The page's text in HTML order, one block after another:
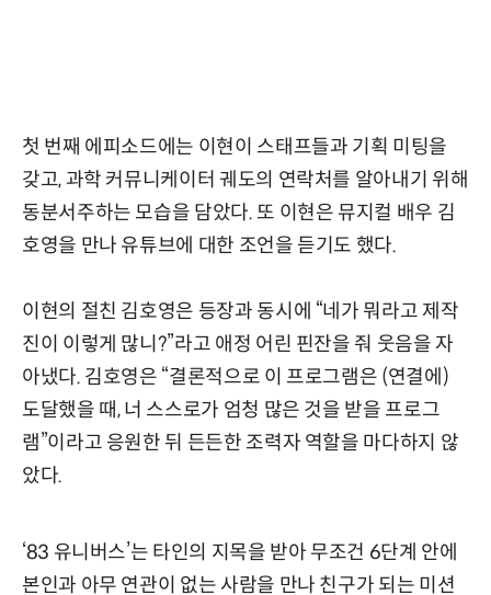
첫 번째 에피소드에는 이현이 스태프들과 기획 미팅을
갖고, 과학 커뮤니케이터 궤도의 연락처를 알아내기 위해
동분서주하는 모습을 담았다. 또 이현은 뮤지컬 배우 김
호영을 만나 유튜브에 대한 조언을 듣기도 했다.
이현의 절친 김호영은 등장과 동시에 “네가 뭐라고 제작
진이 이렇게 많니?”라고 애정 어린 핀잔을 줘 웃음을 자
아냈다. 김호영은 “결론적으로 이 프로그램은 (연결에)
도달했을 때, 너 스스로가 엄청 많은 것을 받을 프로그
램”이라고 응원한 뒤 든든한 조력자 역할을 마다하지 않
았다.
‘83 유니버스’는 타인의 지목을 받아 무조건 6단계 안에
본인과 아무 연관이 없는 사람을 만나 친구가 되는 미션